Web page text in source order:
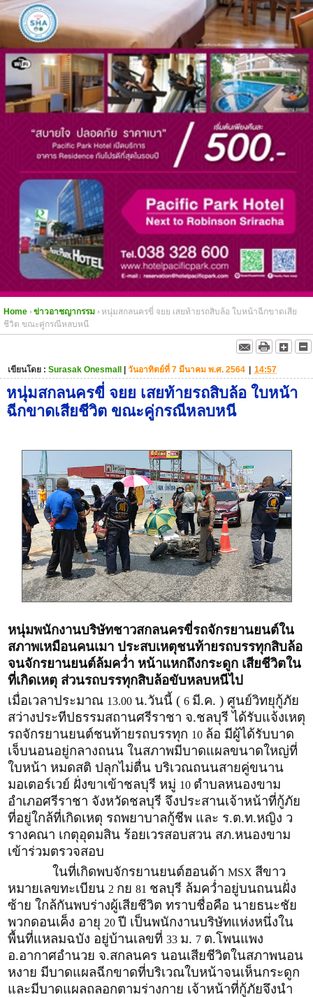
Home ข่าวอาชญากรรม
หนุ่มสกลนครขี่ จยย เสยท้ายรถสิบล้อ ใบหน้าฉีกขาดเสีย
ชีวิต ขณะคู่กรณีหลบหนี
เขียนโดย : Surasak Onesmall | วันอาทิตย์ที่ 7 มีนาคม พ.ศ. 2564 | 14:57
หนุ่มสกลนครขี่ จยย เสยท้ายรถสิบล้อ ใบหน้า
ฉีกขาดเสียชีวิต ขณะคู่กรณีหลบหนี
หนุ่มพนักงานบริษัทชาวสกลนครขี่รถจักรยานยนต์ใน
สภาพเหมือนคนเมา ประสบเหตุชนท้ายรถบรรทุกสิบล้อ
จนจักรยานยนต์ล้มคว่ำ หน้าแหกถึงกระดูก เสียชีวิตใน
ที่เกิดเหตุ ส่วนรถบรรทุกสิบล้อขับหลบหนีไป
เมื่อเวลาประมาณ 13.00 น.วันนี้ ( 6 มี.ค. ) ศูนย์วิทยุกู้ภัย
สว่างประทีปธรรมสถานศรีราชา จ.ชลบุรี ได้รับแจ้งเหตุ
รถจักรยานยนต์ชนท้ายรถบรรทุก 10 ล้อ มีผู้ได้รับบาด
เจ็บนอนอยู่กลางถนน ในสภาพมีบาดแผลขนาดใหญ่ที่
ใบหน้า หมดสติ ปลุกไม่ตื่น บริเวณถนนสายคู่ขนาน
มอเตอร์เวย์ ฝั่งขาเข้าชลบุรี หมู่ 10 ตำบลหนองขาม
อำเภอศรีราชา จังหวัดชลบุรี จึงประสานเจ้าหน้าที่กู้ภัย
ที่อยู่ใกล้ที่เกิดเหตุ รถพยาบาลกู้ชีพ และ ร.ต.ท.หญิง ว
รางคณา เกตุอุดมสิน ร้อยเวรสอบสวน สภ.หนองขาม
เข้าร่วมตรวจสอบ
ในที่เกิดพบจักรยานยนต์ฮอนด้า MSX สีขาว
หมายเลขทะเบียน 2 กย 81 ชลบุรี ล้มคว่ำอยู่บนถนนฝั่ง
ซ้าย ใกล้กันพบร่างผู้เสียชีวิต ทราบชื่อคือ นายธนะชัย
พวกดอนเค็ง อายุ 20 ปี เป็นพนักงานบริษัทแห่งหนึ่งใน
พื้นที่แหลมฉบัง อยู่บ้านเลขที่ 33 ม. 7 ต.โพนแพง
อ.อากาศอำนวย จ.สกลนคร นอนเสียชีวิตในสภาพนอน
หงาย มีบาดแผลฉีกขาดที่บริเวณใบหน้าจนเห็นกระดูก
และมีบาดแผลถลอกตามร่างกาย เจ้าหน้าที่กู้ภัยจึงนำ